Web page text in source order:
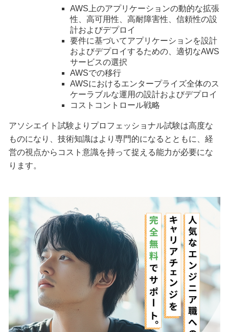
AWS上のアプリケーションの動的な拡張
性、高可用性、高耐障害性、信頼性の設
計およびデプロイ
要件に基づいてアプリケーションを設計
およびデプロイするための、適切なAWS
サービスの選択
AWSでの移行
AWSにおけるエンタープライズ全体のス
ケーラブルな運用の設計およびデプロイ
コストコントロール戦略
アソシエイト試験よりプロフェッショナル試験は高度な
ものになり、技術知識はより専門的になるとともに、経
営の視点からコスト意識を持って捉える能力が必要にな
ります。